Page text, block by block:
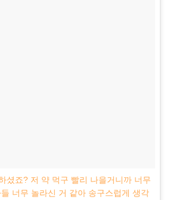
셨죠? 저 약 먹구 빨리 나을거니까 너무
너무 놀라신 거 같아 송구스럽게 생각